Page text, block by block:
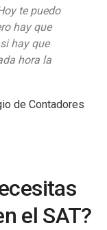
te puedo
hay que
hay que
hora la
de Contadores
el SAT?